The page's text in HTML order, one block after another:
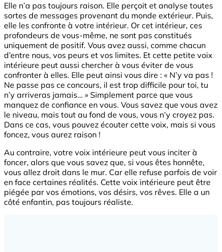
Elle n’a pas toujours raison. Elle perçoit et analyse toutes
sortes de messages provenant du monde extérieur. Puis,
elle les confronte à votre intérieur. Or cet intérieur, ces
profondeurs de vous-même, ne sont pas constitués
uniquement de positif. Vous avez aussi, comme chacun
d’entre nous, vos peurs et vos limites. Et cette petite voix
intérieure peut aussi chercher à vous éviter de vous
confronter à elles. Elle peut ainsi vous dire : « N’y va pas !
Ne passe pas ce concours, il est trop difficile pour toi, tu
n’y arriveras jamais… » Simplement parce que vous
manquez de confiance en vous. Vous savez que vous avez
le niveau, mais tout au fond de vous, vous n’y croyez pas.
Dans ce cas, vous pouvez écouter cette voix, mais si vous
foncez, vous aurez raison !
Au contraire, votre voix intérieure peut vous inciter à
foncer, alors que vous savez que, si vous êtes honnête,
vous allez droit dans le mur. Car elle refuse parfois de voir
en face certaines réalités. Cette voix intérieure peut être
piégée par vos émotions, vos désirs, vos rêves. Elle a un
côté enfantin, pas toujours réaliste.